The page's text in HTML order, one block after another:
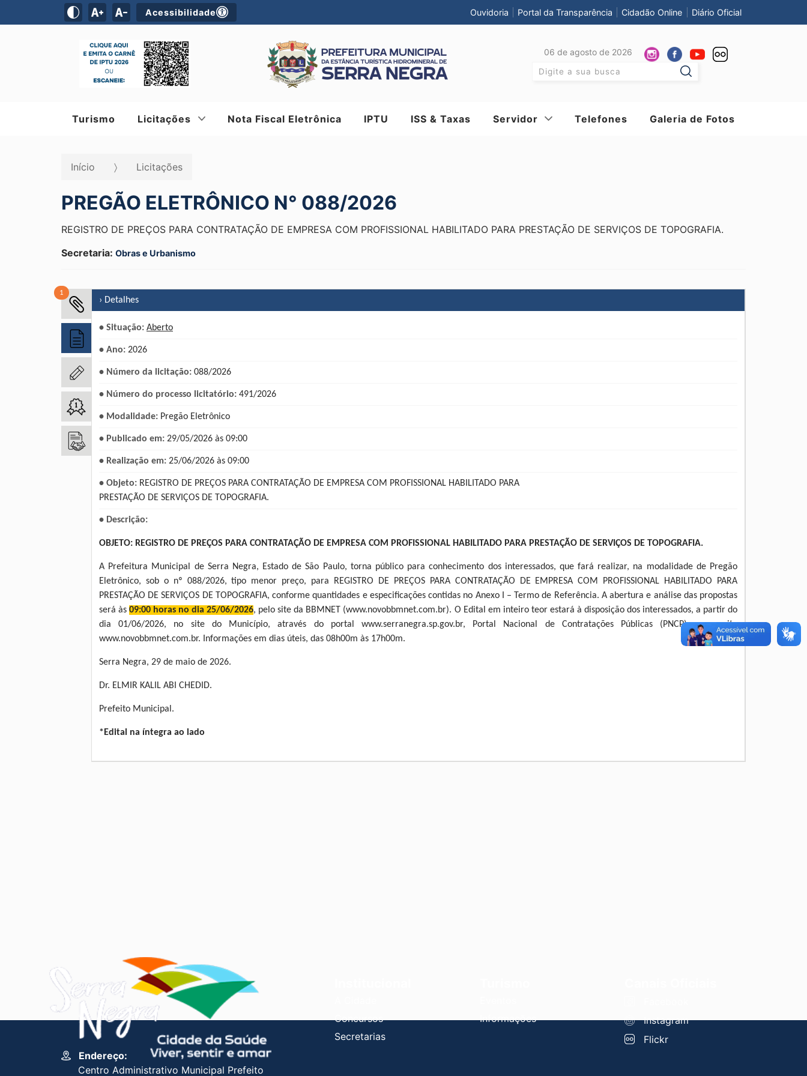
Acessibilidade Ouvidoria Portal da Transparência Cidadão Online Diário Oficial
06 de agosto de 2026
Turismo Licitações Nota Fiscal Eletrônica IPTU ISS & Taxas Servidor Telefones Galeria de Fotos
Início Licitações
PREGÃO ELETRÔNICO N° 088/2026
REGISTRO DE PREÇOS PARA CONTRATAÇÃO DE EMPRESA COM PROFISSIONAL HABILITADO PARA PRESTAÇÃO DE SERVIÇOS DE TOPOGRAFIA.
Secretaria: Obras e Urbanismo
1
› Detalhes
• Situação: Aberto
• Ano: 2026
• Número da licitação: 088/2026
• Número do processo licitatório: 491/2026
• Modalidade: Pregão Eletrônico
• Publicado em: 29/05/2026 às 09:00
• Realização em: 25/06/2026 às 09:00
• Objeto: REGISTRO DE PREÇOS PARA CONTRATAÇÃO DE EMPRESA COM PROFISSIONAL HABILITADO PARA
PRESTAÇÃO DE SERVIÇOS DE TOPOGRAFIA.
• Descrição:
OBJETO: REGISTRO DE PREÇOS PARA CONTRATAÇÃO DE EMPRESA COM PROFISSIONAL HABILITADO PARA PRESTAÇÃO DE SERVIÇOS DE TOPOGRAFIA.
A Prefeitura Municipal de Serra Negra, Estado de São Paulo, torna público para conhecimento dos interessados, que fará realizar, na modalidade de Pregão
Eletrônico, sob o nº 088/2026, tipo menor preço, para REGISTRO DE PREÇOS PARA CONTRATAÇÃO DE EMPRESA COM PROFISSIONAL HABILITADO PARA
PRESTAÇÃO DE SERVIÇOS DE TOPOGRAFIA, conforme quantidades e especificações contidas no Anexo I – Termo de Referência. A abertura e análise das propostas
será às09:00 horas no dia 25/06/2026, pelo site da BBMNET (www.novobbmnet.com.br). O Edital em inteiro teor estará à disposição dos interessados, a partir do
dia 01/06/2026, no site do Município, através do portal www.serranegra.sp.gov.br, Portal Nacional de Contratações Públicas (PNCP) e no site
www.novobbmnet.com.br. Informações em dias úteis, das 08h00m às 17h00m.
Serra Negra, 29 de maio de 2026.
Dr. ELMIR KALIL ABI CHEDID.
Prefeito Municipal.
*Edital na íntegra ao lado
Endereço:
Centro Administrativo Municipal Prefeito
Concursos
Secretarias
Informações
Instagram
Flickr